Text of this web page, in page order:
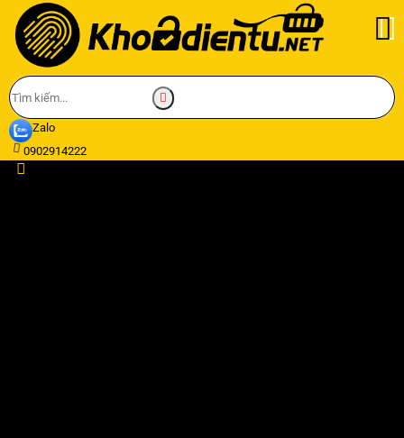
Zalo
0902914222